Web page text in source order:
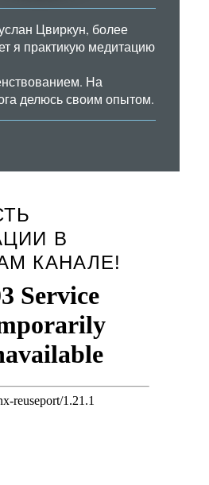
Цвиркун, более
я практикую медитацию
На
делюсь своим опытом.
В
КАНАЛЕ!